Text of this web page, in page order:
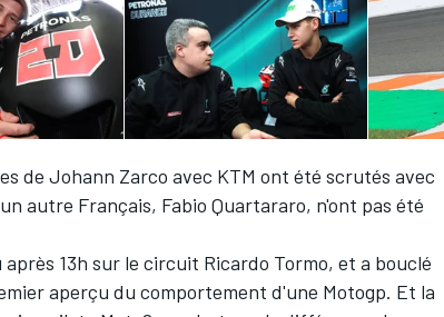
de Johann Zarco avec KTM ont été scrutés avec
autre Français, Fabio Quartararo, n'ont pas été
13h sur le circuit Ricardo Tormo, et a bouclé
aperçu du comportement d'une Motogp. Et la